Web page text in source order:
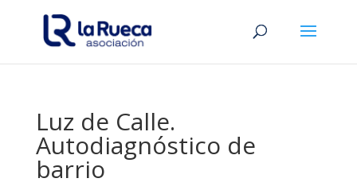
Luz de Calle.
Autodiagnóstico de
barrio